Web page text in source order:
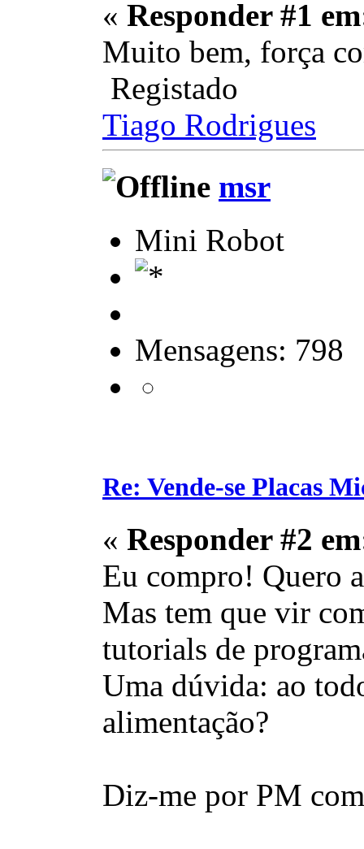
« Responder #1
Muito bem, força
Registado
Tiago Rodrigues
msr
Mini Robot
Mensagens: 798
Re: Vende-se Placas
« Responder #2
Eu compro! Quero
Mas tem que vir
tutorials de
Uma dúvida: ao
alimentação?
Diz-me por PM